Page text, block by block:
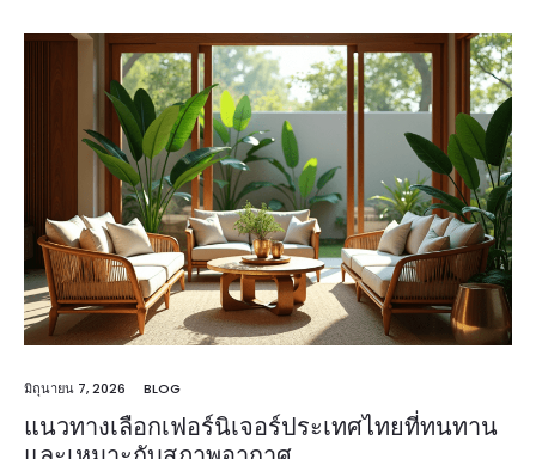
มิถุนายน 7, 2026 BLOG
แนวทางเลือกเฟอร์นิเจอร์ประเทศไทยที่ทนทาน